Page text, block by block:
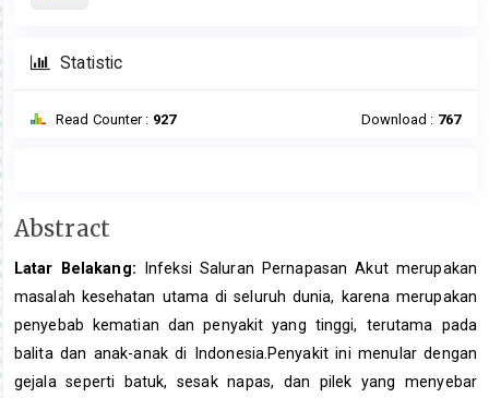
Statistic
Read Counter : 927 Download : 767
Main
Content
Abstract
Latar Belakang:
Infeksi Saluran Pernapasan Akut merupakan
masalah kesehatan utama di seluruh dunia, karena merupakan
penyebab kematian dan penyakit yang tinggi, terutama pada
balita dan anak-anak di Indonesia.Penyakit ini menular dengan
gejala seperti batuk, sesak napas, dan pilek yang menyebar